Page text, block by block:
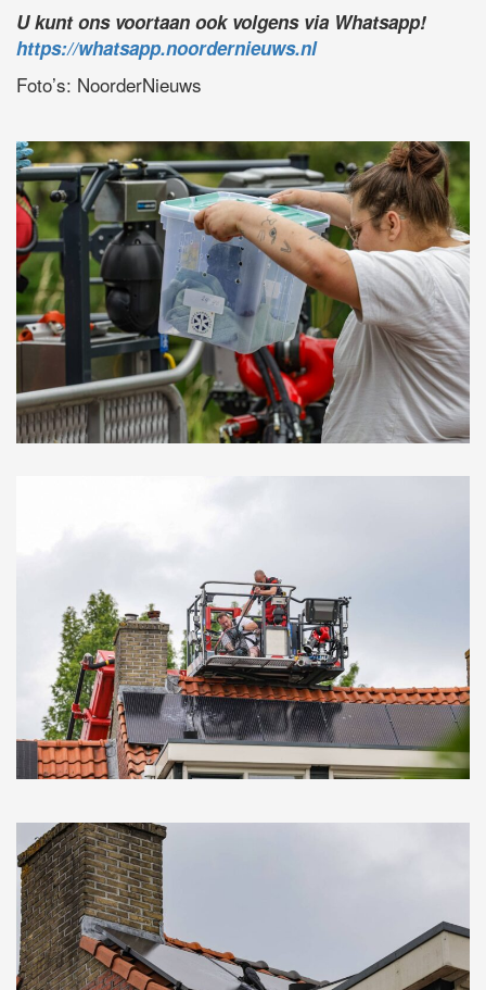
U kunt ons voortaan ook volgens via Whatsapp!
https://whatsapp.noordernieuws.nl
Foto’s: NoorderNieuws